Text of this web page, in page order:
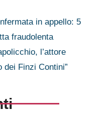
in appello: 5
fraudolenta
l’attore
dei Finzi Contini”